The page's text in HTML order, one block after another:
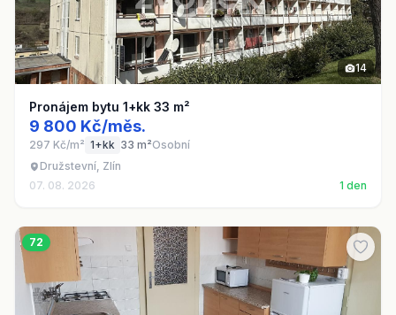
14
Pronájem bytu 1+kk 33 m²
9 800 Kč/měs.
297 Kč/m² 1+kk 33 m²Osobní
Družstevní, Zlín
07. 08. 2026
1 den
72